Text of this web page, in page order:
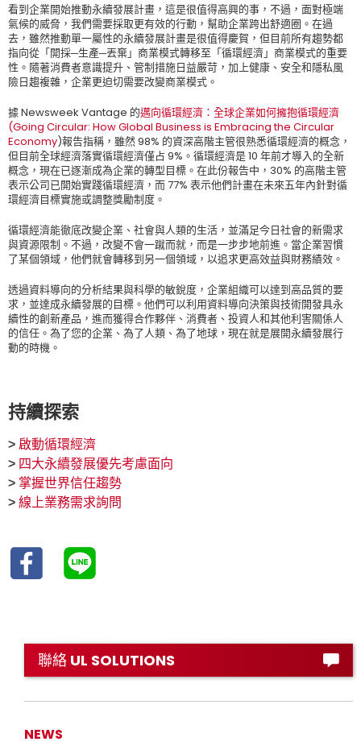
看到企業開始推動永續發展計畫，這是很值得高興的事，不過，面對極端
氣候的威脅，我們需要採取更有效的行動，幫助企業跨出舒適圈。在過
去，雖然推動單一屬性的永續發展計畫是很值得慶賀，但目前所有趨勢都
指向從「開採─生產─丟棄」商業模式轉移至「循環經濟」商業模式的重要
性。隨著消費者意識提升、管制措施日益嚴苛，加上健康、安全和隱私風
險日趨複雜，企業更迫切需要改變商業模式。
據 Newsweek Vantage 的邁向循環經濟：全球企業如何擁抱循環經濟
(Going Circular: How Global Business is Embracing the Circular
Economy)報告指稱，雖然 98% 的資深高階主管很熟悉循環經濟的概念，
但目前全球經濟落實循環經濟僅占 9%。循環經濟是 10 年前才導入的全新
概念，現在已逐漸成為企業的轉型目標。在此份報告中，30% 的高階主管
表示公司已開始實踐循環經濟，而 77% 表示他們計畫在未來五年內針對循
環經濟目標實施或調整獎勵制度。
循環經濟能徹底改變企業、社會與人類的生活，並滿足今日社會的新需求
與資源限制。不過，改變不會一蹴而就，而是一步步地前進。當企業習慣
了某個領域，他們就會轉移到另一個領域，以追求更高效益與財務績效。
透過資料導向的分析結果與科學的敏銳度，企業組織可以達到高品質的要
求，並達成永續發展的目標。他們可以利用資料導向決策與技術開發具永
續性的創新產品，進而獲得合作夥伴、消費者、投資人和其他利害關係人
的信任。為了您的企業、為了人類、為了地球，現在就是展開永續發展行
動的時機。
持續探索
> 啟動循環經濟
> 四大永續發展優先考慮面向
> 掌握世界信任趨勢
> 線上業務需求詢問
聯絡 UL SOLUTIONS
NEWS